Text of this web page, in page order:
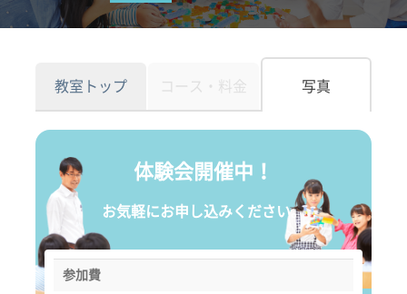
教室トップ コース・料金 写真
体験会開催中！
お気軽にお申し込みください。
参加費